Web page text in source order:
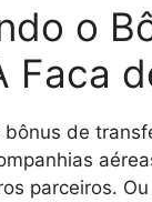
o
Faca
bônus de
parceiros.